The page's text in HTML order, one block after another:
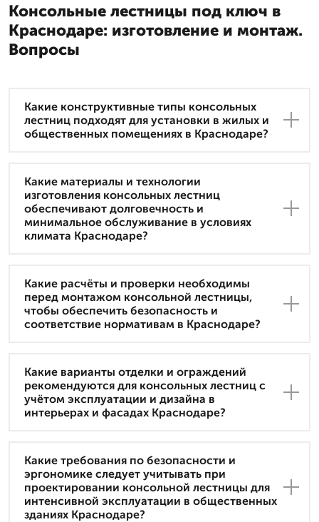
Консольные лестницы под ключ в
Краснодаре: изготовление и монтаж.
Вопросы
Какие конструктивные типы консольных
лестниц подходят для установки в жилых и
общественных помещениях в Краснодаре?
Какие материалы и технологии
изготовления консольных лестниц
обеспечивают долговечность и
минимальное обслуживание в условиях
климата Краснодаре?
Какие расчёты и проверки необходимы
перед монтажом консольной лестницы,
чтобы обеспечить безопасность и
соответствие нормативам в Краснодаре?
Какие варианты отделки и ограждений
рекомендуются для консольных лестниц с
учётом эксплуатации и дизайна в
интерьерах и фасадах Краснодаре?
Какие требования по безопасности и
эргономике следует учитывать при
проектировании консольной лестницы для
интенсивной эксплуатации в общественных
зданиях Краснодаре?